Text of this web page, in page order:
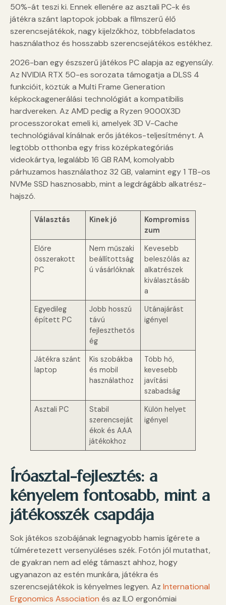
50%-át teszi ki. Ennek ellenére az asztali PC-k és
játékra szánt laptopok jobbak a filmszerű élő
szerencsejátékok, nagy kijelzőkhöz, többfeladatos
használathoz és hosszabb szerencsejátékos estékhez.
2026-ban egy észszerű játékos PC alapja az egyensúly.
Az NVIDIA RTX 50-es sorozata támogatja a DLSS 4
funkcióit, köztük a Multi Frame Generation
képkockagenerálási technológiát a kompatibilis
hardvereken. Az AMD pedig a Ryzen 9000X3D
processzorokat emeli ki, amelyek 3D V-Cache
technológiával kínálnak erős játékos-teljesítményt. A
legtöbb otthonba egy friss középkategóriás
videokártya, legalább 16 GB RAM, komolyabb
párhuzamos használathoz 32 GB, valamint egy 1 TB-os
NVMe SSD hasznosabb, mint a legdrágább alkatrész-
hajszó.
Választás Kinek jó
Kompromiss
zum
Előre
összerakott
PC
Nem műszaki
beállítottság
ú vásárlóknak
Kevesebb
beleszólás az
alkatrészek
kiválasztásáb
a
Egyedileg
épített PC
Jobb hosszú
távú
fejleszthetős
ég
Utánajárást
igényel
Játékra szánt
laptop
Kis szobákba
és mobil
használathoz
Több hő,
kevesebb
javítási
szabadság
Asztali PC
Stabil
szerencseját
ékok és AAA
játékokhoz
Külön helyet
igényel
Íróasztal-fejlesztés: a
kényelem fontosabb, mint a
játékosszék csapdája
Sok játékos szobájának legnagyobb hamis ígérete a
túlméretezett versenyüléses szék. Fotón jól mutathat,
de gyakran nem ad elég támaszt ahhoz, hogy
ugyanazon az estén munkára, játékra és
szerencsejátékok is kényelmes legyen. Az International
Ergonomics Association és az ILO ergonómiai